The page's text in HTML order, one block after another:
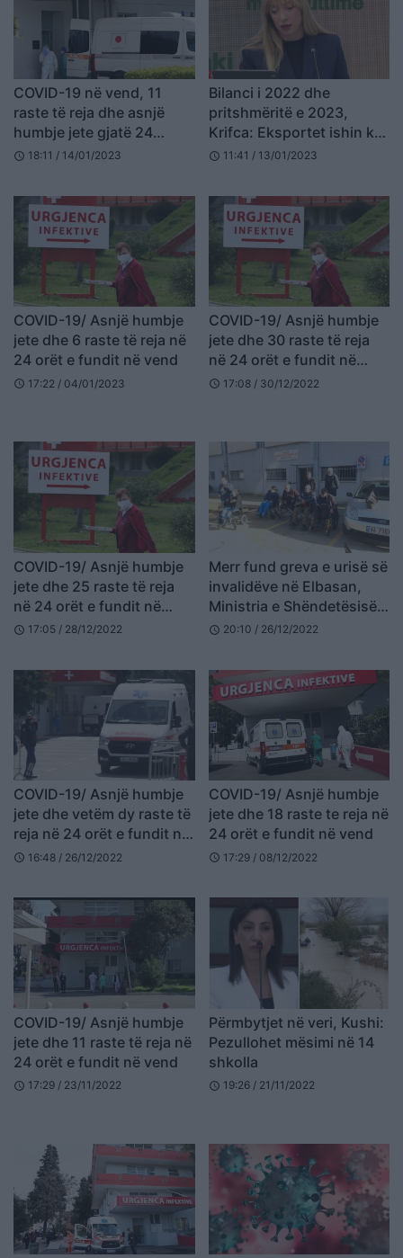
COVID-19 në vend, 11
raste të reja dhe asnjë
humbje jete gjatë 24
orëve të fundit
schedule 18:11 / 14/01/2023
Bilanci i 2022 dhe
pritshmëritë e 2023,
Krifca: Eksportet ishin kali
ynë i betejës
schedule 11:41 / 13/01/2023
COVID-19/ Asnjë humbje
jete dhe 6 raste të reja në
24 orët e fundit në vend
schedule 17:22 / 04/01/2023
COVID-19/ Asnjë humbje
jete dhe 30 raste të reja
në 24 orët e fundit në
vendin tonë
schedule 17:08 / 30/12/2022
COVID-19/ Asnjë humbje
jete dhe 25 raste të reja
në 24 orët e fundit në
vend
schedule 17:05 / 28/12/2022
Merr fund greva e urisë së
invalidëve në Elbasan,
Ministria e Shëndetësisë
plotëson kërkesat e tyre
schedule 20:10 / 26/12/2022
COVID-19/ Asnjë humbje
jete dhe vetëm dy raste të
reja në 24 orët e fundit në
vend
schedule 16:48 / 26/12/2022
COVID-19/ Asnjë humbje
jete dhe 18 raste te reja në
24 orët e fundit në vend
schedule 17:29 / 08/12/2022
COVID-19/ Asnjë humbje
jete dhe 11 raste të reja në
24 orët e fundit në vend
schedule 17:29 / 23/11/2022
Përmbytjet në veri, Kushi:
Pezullohet mësimi në 14
shkolla
schedule 19:26 / 21/11/2022